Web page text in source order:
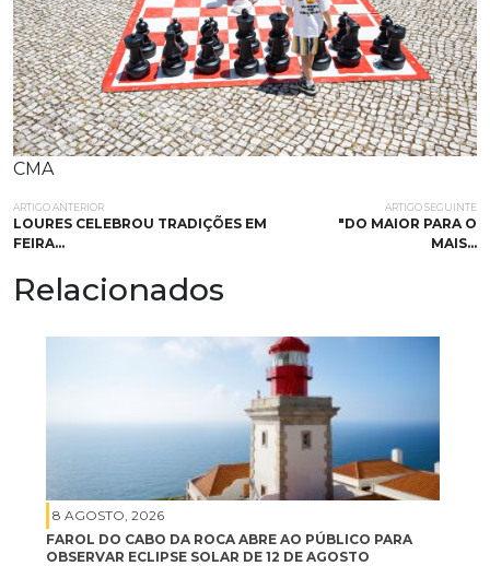
CMA
ARTIGO ANTERIOR
LOURES CELEBROU TRADIÇÕES EM
FEIRA…
ARTIGO SEGUINTE
"DO MAIOR PARA O
MAIS…
Relacionados
8 AGOSTO, 2026
FAROL DO CABO DA ROCA ABRE AO PÚBLICO PARA
OBSERVAR ECLIPSE SOLAR DE 12 DE AGOSTO